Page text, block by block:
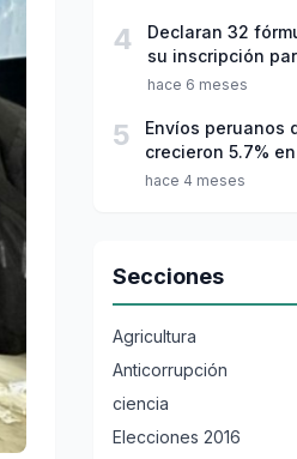
4
Declaran 32
su inscripción
hace 6 meses
5
Envíos peruanos
crecieron 5.7%
hace 4 meses
Secciones
Agricultura
Anticorrupción
ciencia
Elecciones 2016